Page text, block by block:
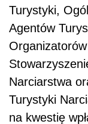
Turystyki,
Agentów
Narciarstwa
Turystyki
na kwestię